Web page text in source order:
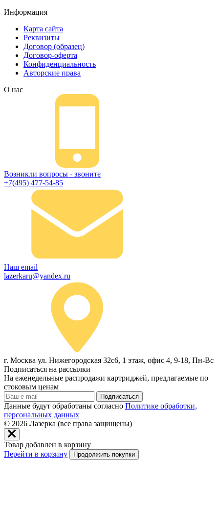
Информация
Карта сайта
Реквизиты
Договор (образец)
Договор-оферта
Конфиденциальность
Авторские права
О нас
Возникли вопросы - звоните
+7(495) 477-54-85
Наш email
lazerkaru@yandex.ru
г. Москва ул. Нижегородская 32с6, 1 этаж, офис 4, 9-18, Пн-Вс
Подписаться на рассылки
На еженедельные распродажи картриджей, предлагаемые по
стоковым ценам
Подписаться
Данные будут обработаны согласно Политике обработки,
персональных данных
© 2026 Лазерка (все права защищены)
Товар добавлен в корзину
Перейти в корзину
Продолжить покупки